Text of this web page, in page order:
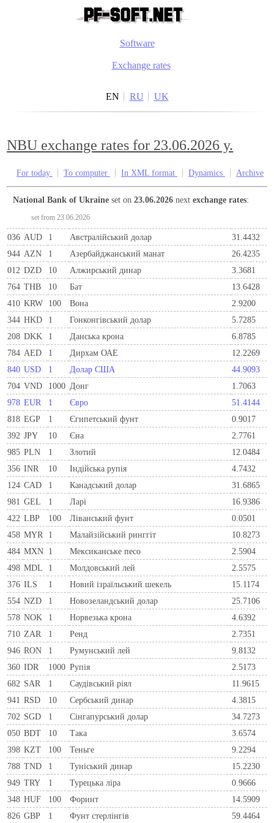
Software
Exchange rates
EN RU UK
NBU exchange rates for 23.06.2026 y.
For today To computer In XML format Dynamics Archive
National Bank of Ukraine set on23.06.2026 nextexchange rates:
set from 23.06.2026
036 AUD 1 Австралійський долар
31.4432
944 AZN 1 Азербайджанський манат
26.4235
012 DZD 10 Алжирський динар
3.3681
764 THB 10 Бат
13.6428
410 KRW 100 Вона
2.9200
344 HKD 1 Гонконгівський долар
5.7285
208 DKK 1 Данська крона
6.8785
784 AED 1 Дирхам ОАЕ
12.2269
840 USD 1 Долар США
44.9093
704 VND 1000 Донг
1.7063
978 EUR 1 Євро
51.4144
818 EGP 1 Єгипетський фунт
0.9017
392 JPY 10 Єна
2.7761
985 PLN 1 Злотий
12.0484
356 INR 10 Індійська рупія
4.7432
124 CAD 1 Канадський долар
31.6865
981 GEL 1 Ларi
16.9386
422 LBP 100 Ліванський фунт
0.0501
458 MYR 1 Малайзійський ринггіт
10.8273
484 MXN 1 Мексиканське песо
2.5904
498 MDL 1 Молдовський лей
2.5575
376 ILS 1 Новий ізраїльський шекель
15.1174
554 NZD 1 Новозеландський долар
25.7106
578 NOK 1 Норвезька крона
4.6392
710 ZAR 1 Ренд
2.7351
946 RON 1 Румунський лей
9.8132
360 IDR 1000 Рупія
2.5173
682 SAR 1 Саудівський ріял
11.9615
941 RSD 10 Сербський динар
4.3815
702 SGD 1 Сінгапурський долар
34.7273
050 BDT 10 Така
3.6574
398 KZT 100 Теньге
9.2294
788 TND 1 Туніський динар
15.2230
949 TRY 1 Турецька ліра
0.9666
348 HUF 100 Форинт
14.5909
826 GBP 1 Фунт стерлінгів 59.4464